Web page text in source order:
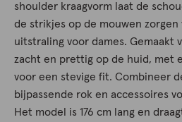
shoulder kraagvorm laat de
de strikjes op de mouwen
uitstraling voor dames. Gemaakt
zacht en prettig op de huid, met
voor een stevige fit. Combineer
bijpassende rok en accessoires
Het model is 176 cm lang en